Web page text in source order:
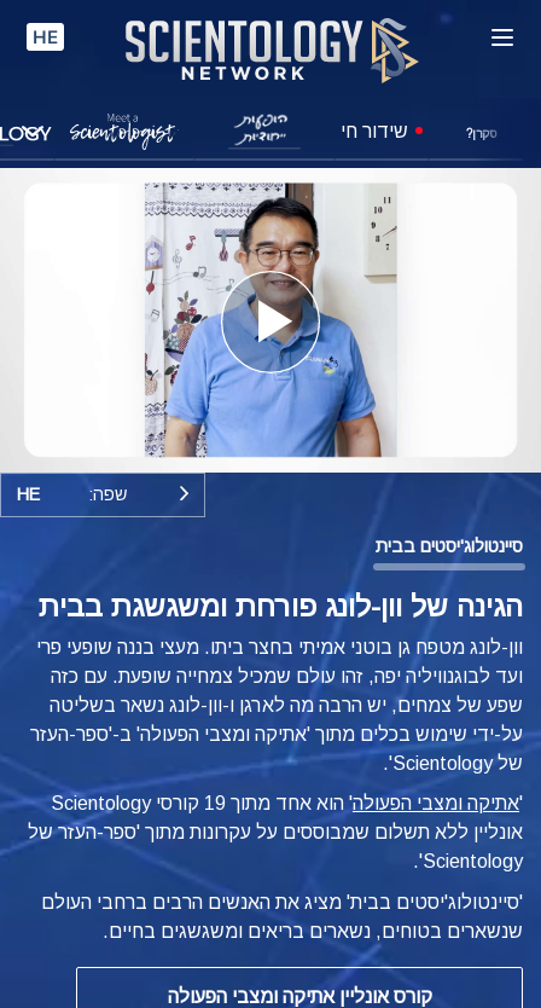
HE
סקרן? שידור חי
Play
Video
שפה: HE
סיינטולוג'יסטים בבית
הגינה של וון-לונג פורחת ומשגשגת בבית
וון-לונג מטפח גן בוטני אמיתי בחצר ביתו. מעצי בננה שופעי פרי
ועד לבוגנוויליה יפה, זהו עולם שמכיל צמחייה שופעת. עם כזה
שפע של צמחים, יש הרבה מה לארגן ו-וון-לונג נשאר בשליטה
על-ידי שימוש בכלים מתוך 'אתיקה ומצבי הפעולה' ב-'ספר-העזר
של Scientology'.
'אתיקה ומצבי הפעולה'
הוא אחד מתוך 19 קורסי Scientology
אונליין ללא תשלום שמבוססים על עקרונות מתוך 'ספר-העזר של
Scientology'.
'סיינטולוג'יסטים בבית' מציג את האנשים הרבים ברחבי העולם
שנשארים בטוחים, נשארים בריאים ומשגשגים בחיים.
קורס אונליין אתיקה ומצבי הפעולה